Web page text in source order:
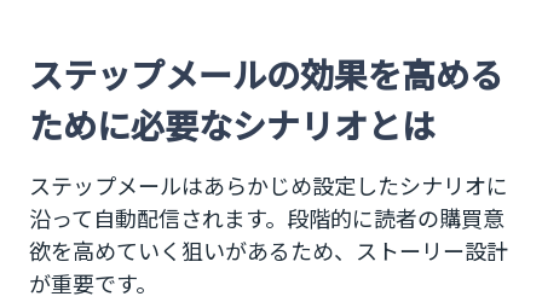
ステップメールの効果を高める
ために必要なシナリオとは
ステップメールはあらかじめ設定したシナリオに
沿って自動配信されます。段階的に読者の購買意
欲を高めていく狙いがあるため、ストーリー設計
が重要です。